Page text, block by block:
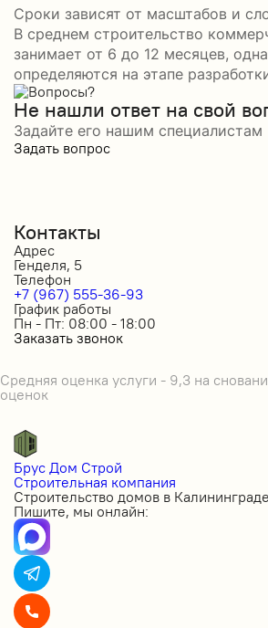
Сроки зависят от масштабов и
В среднем строительство
занимает от 6 до 12 месяцев,
определяются на этапе
Не нашли ответ на свой
Задайте его нашим специалистам
Задать вопрос
Контакты
Адрес
Генделя, 5
Телефон
+7 (967) 555-36-93
График работы
Пн - Пт: 08:00 - 18:00
Заказать звонок
Средняя оценка услуги - 9,3 на
оценок
Брус Дом Строй
Строительная компания
Строительство домов в Калининграде
Пишите, мы онлайн: